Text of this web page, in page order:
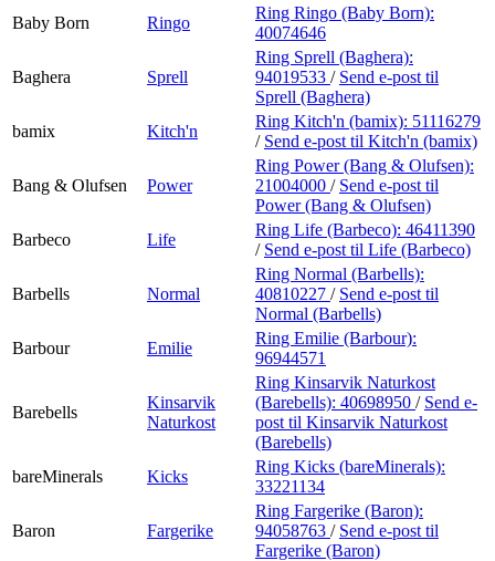
Baby Born
Ringo
Ring Ringo (Baby Born):
40074646
Baghera Sprell
Ring Sprell (Baghera):
94019533 / Send e-post til
Sprell (Baghera)
bamix
Kitch'n
Ring Kitch'n (bamix): 51116279
/ Send e-post til Kitch'n (bamix)
Bang & Olufsen Power
Ring Power (Bang & Olufsen):
21004000 / Send e-post til
Power (Bang & Olufsen)
Barbeco
Life
Ring Life (Barbeco): 46411390
/ Send e-post til Life (Barbeco)
Barbells Normal
Ring Normal (Barbells):
40810227 / Send e-post til
Normal (Barbells)
Barbour
Emilie
Ring Emilie (Barbour):
96944571
Barebells
Kinsarvik
Naturkost
Ring Kinsarvik Naturkost
(Barebells): 40698950 / Send e-
post til Kinsarvik Naturkost
(Barebells)
bareMinerals
Kicks
Ring Kicks (bareMinerals):
33221134
Baron Fargerike
Ring Fargerike (Baron):
94058763 / Send e-post til
Fargerike (Baron)